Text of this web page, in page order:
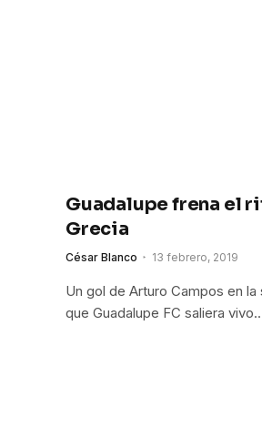
Guadalupe frena el
Grecia
César Blanco 13 febrero, 2019
Un gol de Arturo Campos en
que Guadalupe FC saliera